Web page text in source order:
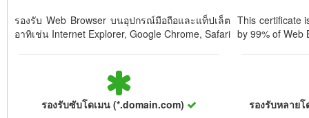
รองรับ Web Browser บนอุปกรณ์มือถือและแท็ปเล็ต
อาทิเช่น Internet Explorer, Google Chrome, Safari
This certificate
by 99% of Web
รองรับซับโดเมน (*.domain.com)
รองรับหลาย